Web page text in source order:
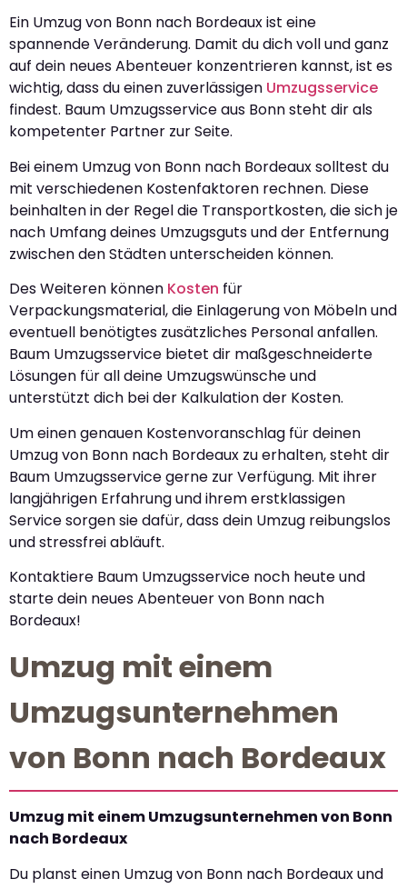
Ein Umzug von Bonn nach Bordeaux ist eine
spannende Veränderung. Damit du dich voll und ganz
auf dein neues Abenteuer konzentrieren kannst, ist es
wichtig, dass du einen zuverlässigen Umzugsservice
findest. Baum Umzugsservice aus Bonn steht dir als
kompetenter Partner zur Seite.
Bei einem Umzug von Bonn nach Bordeaux solltest du
mit verschiedenen Kostenfaktoren rechnen. Diese
beinhalten in der Regel die Transportkosten, die sich je
nach Umfang deines Umzugsguts und der Entfernung
zwischen den Städten unterscheiden können.
Des Weiteren können Kosten für
Verpackungsmaterial, die Einlagerung von Möbeln und
eventuell benötigtes zusätzliches Personal anfallen.
Baum Umzugsservice bietet dir maßgeschneiderte
Lösungen für all deine Umzugswünsche und
unterstützt dich bei der Kalkulation der Kosten.
Um einen genauen Kostenvoranschlag für deinen
Umzug von Bonn nach Bordeaux zu erhalten, steht dir
Baum Umzugsservice gerne zur Verfügung. Mit ihrer
langjährigen Erfahrung und ihrem erstklassigen
Service sorgen sie dafür, dass dein Umzug reibungslos
und stressfrei abläuft.
Kontaktiere Baum Umzugsservice noch heute und
starte dein neues Abenteuer von Bonn nach
Bordeaux!
Umzug mit einem
Umzugsunternehmen
von Bonn nach Bordeaux
Umzug mit einem Umzugsunternehmen von Bonn
nach Bordeaux
Du planst einen Umzug von Bonn nach Bordeaux und